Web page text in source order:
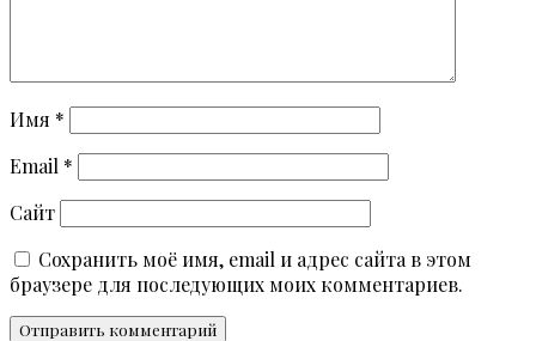
Имя *
Email *
Сайт
Сохранить моё имя, email и адрес сайта в этом
браузере для последующих моих комментариев.